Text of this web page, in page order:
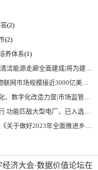
(2)
(2)
养体系(1)
系、保障国家能源安全、实现“双碳”目标提供有力支撑
智慧工厂、智慧城市、智慧电网等将占60%以上
和信息化部 关于促进企业计量能力提升的指导意见
大型电厂，已入选国际典型案例
全面推进乡村振兴重点工作的意见》发布
经济大会·数据价值论坛在